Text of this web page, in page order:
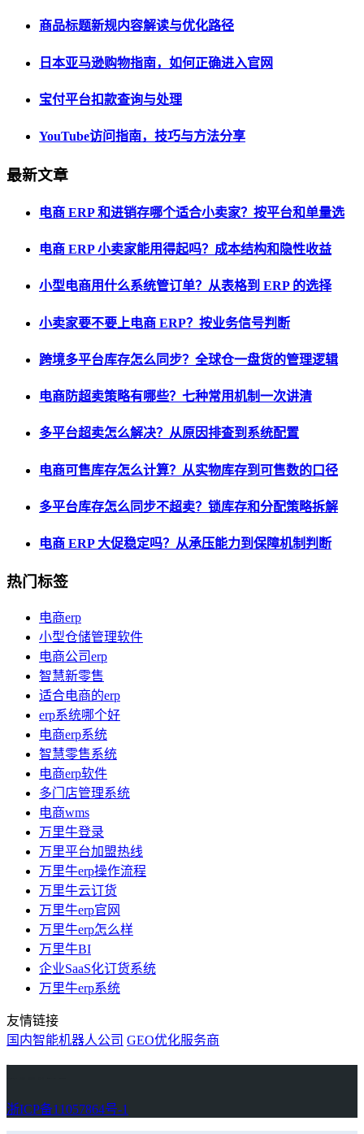
商品标题新规内容解读与优化路径
日本亚马逊购物指南，如何正确进入官网
宝付平台扣款查询与处理
YouTube访问指南，技巧与方法分享
最新文章
电商 ERP 和进销存哪个适合小卖家？按平台和单量选
电商 ERP 小卖家能用得起吗？成本结构和隐性收益
小型电商用什么系统管订单？从表格到 ERP 的选择
小卖家要不要上电商 ERP？按业务信号判断
跨境多平台库存怎么同步？全球仓一盘货的管理逻辑
电商防超卖策略有哪些？七种常用机制一次讲清
多平台超卖怎么解决？从原因排查到系统配置
电商可售库存怎么计算？从实物库存到可售数的口径
多平台库存怎么同步不超卖？锁库存和分配策略拆解
电商 ERP 大促稳定吗？从承压能力到保障机制判断
热门标签
电商erp
小型仓储管理软件
电商公司erp
智慧新零售
适合电商的erp
erp系统哪个好
电商erp系统
智慧零售系统
电商erp软件
多门店管理系统
电商wms
万里牛登录
万里平台加盟热线
万里牛erp操作流程
万里牛云订货
万里牛erp官网
万里牛erp怎么样
万里牛BI
企业SaaS化订货系统
万里牛erp系统
友情链接
国内智能机器人公司 GEO优化服务商
浙ICP备11057864号-1